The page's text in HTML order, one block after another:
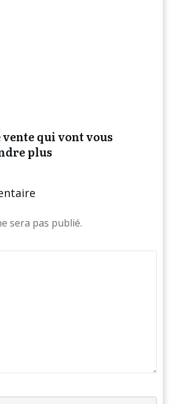
vente qui vont vous
plus
sera pas publié.